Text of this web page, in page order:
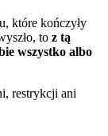
które kończyły
to z tą
wszystko albo
restrykcji ani